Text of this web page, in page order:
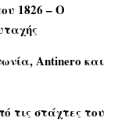
1826 – Ο
Antinero και
τις στάχτες του